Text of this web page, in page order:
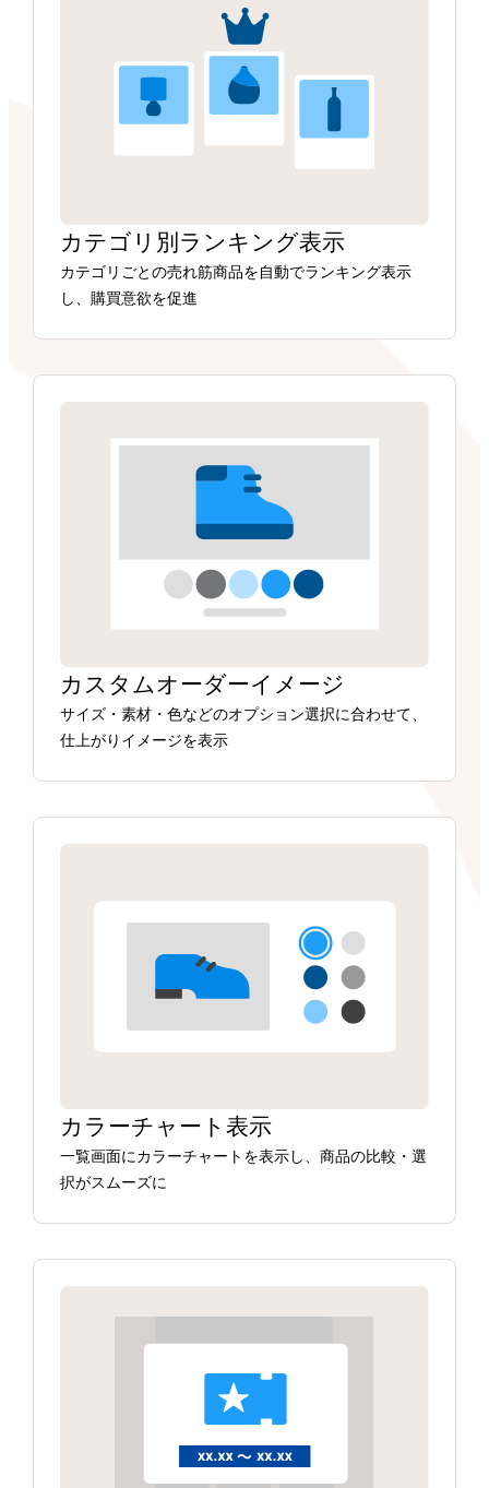
カテゴリ別ランキング表示
カテゴリごとの売れ筋商品を自動でランキング表示
し、購買意欲を促進
カスタムオーダーイメージ
サイズ・素材・色などのオプション選択に合わせて、
仕上がりイメージを表示
カラーチャート表示
一覧画面にカラーチャートを表示し、商品の比較・選
択がスムーズに